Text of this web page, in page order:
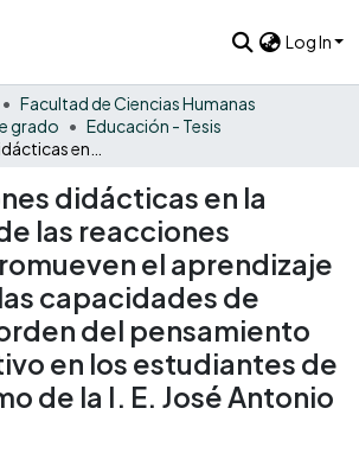
Log In
Facultad de Ciencias Humanas
grado
Educación - Tesis
didácticas en la
las reacciones
el aprendizaje
capacidades de
del pensamiento
en los estudiantes de
de la I. E. José Antonio